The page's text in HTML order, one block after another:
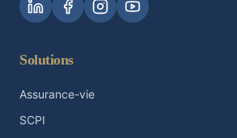
Solutions
Assurance-vie
SCPI